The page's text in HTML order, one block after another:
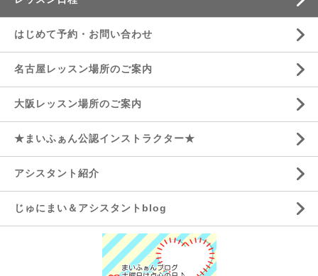
はじめて予約・お問い合わせ
名古屋レッスン場所のご案内
大阪レッスン場所のご案内
★まいふぁん公認インストラクター★
アシスタント紹介
じゅにまい＆アシスタントblog